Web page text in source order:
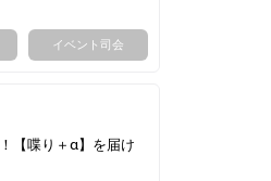
イベント司会
【喋り＋α】を届け